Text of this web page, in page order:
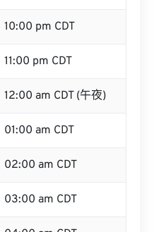
10:00 pm CDT
11:00 pm CDT
12:00 am CDT (午夜)
01:00 am CDT
02:00 am CDT
03:00 am CDT